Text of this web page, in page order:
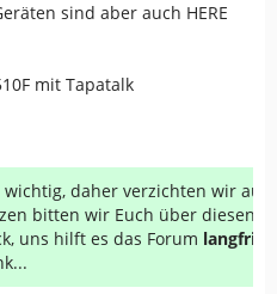
sind aber auch HERE
mit Tapatalk
wichtig, daher verzichten wir auf
bitten wir Euch über diesen
uns hilft es das Forum